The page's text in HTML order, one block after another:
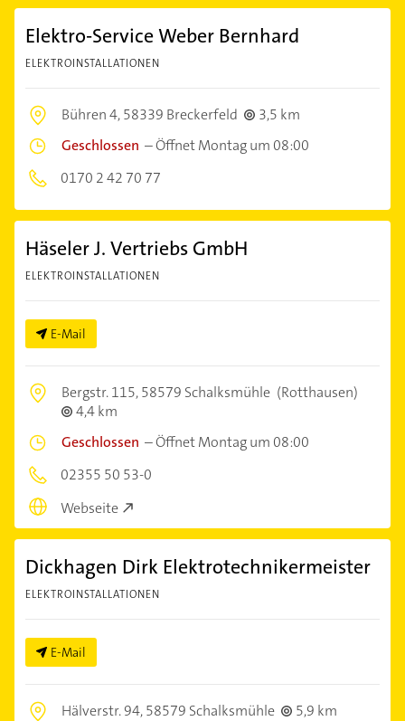
Elektro-Service Weber Bernhard
ELEKTROINSTALLATIONEN
Bühren 4,58339 Breckerfeld
3,5 km
Geschlossen –Öffnet Montag um 08:00
0170 2 42 70 77
Häseler J. Vertriebs GmbH
ELEKTROINSTALLATIONEN
E-Mail
Bergstr. 115,58579 Schalksmühle (Rotthausen)
4,4 km
Geschlossen –Öffnet Montag um 08:00
02355 50 53-0
Webseite
Dickhagen Dirk Elektrotechnikermeister
ELEKTROINSTALLATIONEN
E-Mail
Hälverstr. 94,58579 Schalksmühle
5,9 km